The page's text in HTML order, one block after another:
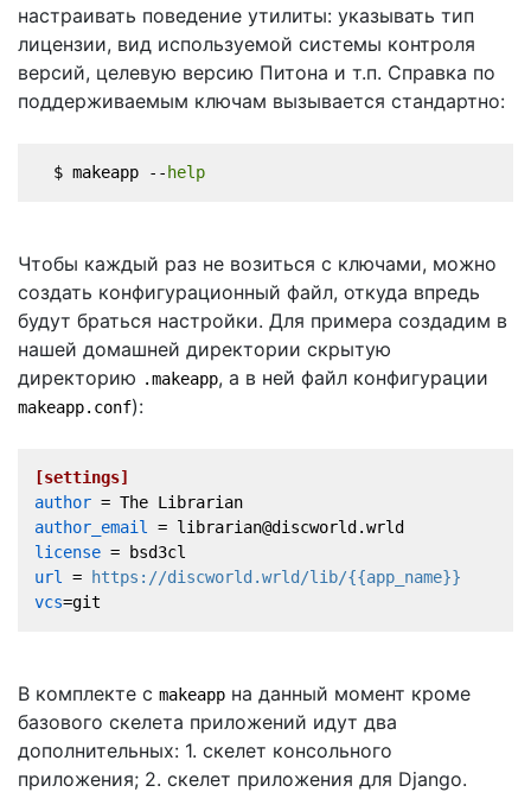
настраивать поведение утилиты: указывать тип
лицензии, вид используемой системы контроля
версий, целевую версию Питона и т.п. Справка по
поддерживаемым ключам вызывается стандартно:
  $ makeapp --
help
Чтобы каждый раз не возиться с ключами, можно
создать конфигурационный файл, откуда впредь
будут браться настройки. Для примера создадим в
нашей домашней директории скрытую
директорию .makeapp, а в ней файл конфигурации
makeapp.conf):
[settings]
author = The Librarian
author_email
= librarian@discworld.wrld
license = bsd3cl
url
= https://discworld.wrld/lib/{{app_name}}
vcs=git
В комплекте с makeapp на данный момент кроме
базового скелета приложений идут два
дополнительных: 1. скелет консольного
приложения; 2. скелет приложения для Django.